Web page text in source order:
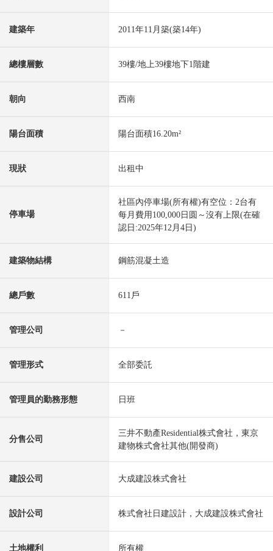
建築年 2011年11月築(築14年)
總樓層數 39樓/地上39樓地下1階建
朝向 西南
陽台面積 陽台面積16.20m²
現狀 出租中
停車場
社區內停車場(所有權)有空位：2台有
每月費用100,000日圆～沒有上限(在確
認日:2025年12月4日)
建築物結構 鋼筋混凝土造
總戶數 611戶
管理公司 －
管理形式 全部委託
管理員的勤務形態 日班
分售公司
三井不動產Residential株式會社，東京
建物株式會社其他(開發商)
建設公司 大成建設株式會社
設計公司 株式會社日建設計，大成建設株式會社
土地權利 所有權